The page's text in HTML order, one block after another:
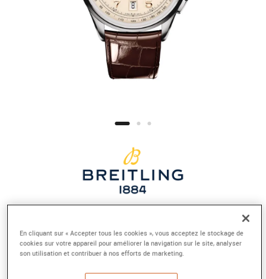
PREMIER B01 CHRONOGRAPH 42
Acier inoxydable, crème
AB0145211G1P1
Collection :PREMIER
En cliquant sur « Accepter tous les cookies », vous acceptez le stockage de
cookies sur votre appareil pour améliorer la navigation sur le site, analyser
son utilisation et contribuer à nos efforts de marketing.